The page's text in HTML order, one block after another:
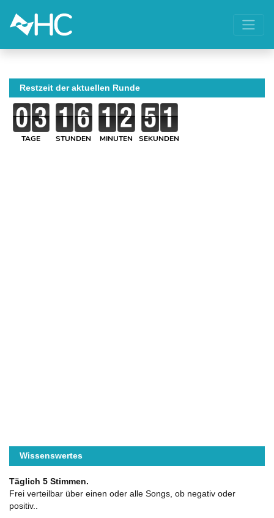
Restzeit der aktuellen Runde
TAGE STUNDEN MINUTEN SEKUNDEN
Wissenswertes
Täglich 5 Stimmen.
Frei verteilbar über einen oder alle Songs, ob negativ oder
positiv..